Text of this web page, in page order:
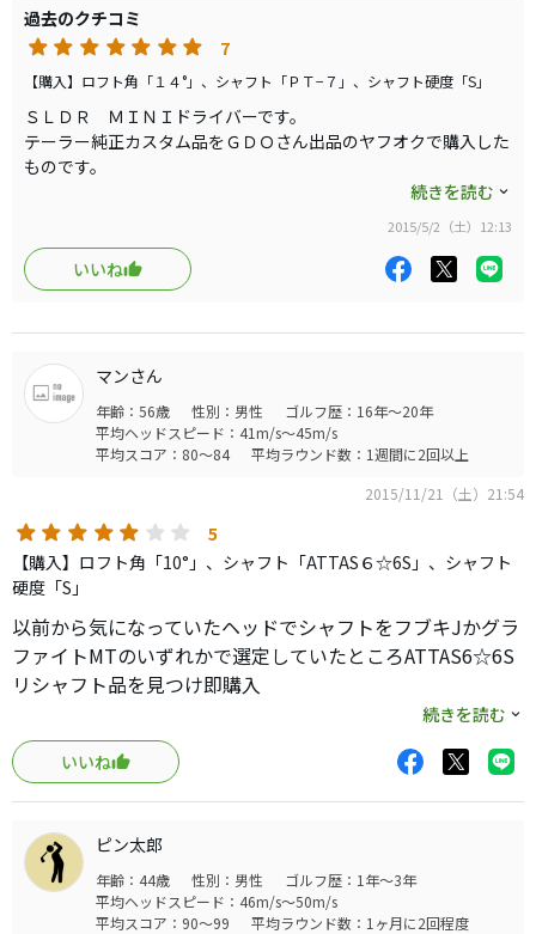
と感じました。
本品が「Ｇ３０ＳＦＴｅｃ」より特に良いと感じた点は、
黒のディープフェースに白ヘッドのとても構えやすい顔と少
しだけ柔らかめな打感、それと違和感ない振り心地です。
また、「ＦＵＢＵＫＩＪ６０」は「モーダス１２０Ｓ」と
同じ手元寄り調子のためか、このドラの後の＃５アイアン
本品発売当時の雑誌とかでは「カチャカチャが無くなっ
て、ＳＬＤＲの廉価版になった。」というような紹介のさ
れ方を見掛けましたが、「ＳＬＤＲ Ｓ」は確実に「ＳＬＤ
ンプルさが逆に今ではとても新鮮に感じます。（これで、本
品のスライダーウエイト調整以外に調整できるクラブは一
本もなくなりました。）
２０１４年発売と少し古めかもしれませんが、私はこれ、
テーラーメイドの隠れた名品だと断言したいです。
過去のクチコミ
7
【購入】ロフト角「１４°」、シャフト「ＰＴ−７」、シャフト硬度「S」
ＳＬＤＲ ＭＩＮＩドライバーです。
テーラー純正カスタム品をＧＤＯさん出品のヤフオクで購入した
ものです。
これ最高です！どうしてもドライバーが安定しない私ですが、こ
れにしてからドライバーＯＢ激減です。４月２５日のコースでは
ドライバーＯＢゼロでした。
メタルヘッドで、クラブ長も約４３インチと短いため大きな飛距
離は望めませんが、それでも同伴のアベレージ８０台の方のＲ１
ボールとヘッドが衝突するまでじーっと凝視したまま振り抜けば
方向性抜群に、ストレートかややドローのボールが出ます。
弾道は、ロフト１４°と言うほど高くは上がらず、中高弾道とい
う感じです。
打感はメタルヘッド然とした、ＦＷそのものといった感じです。
４月２５日のコースでは、私の初めての一人予約で富士エクセレ
ント一志温泉コースにて、多々ご指導頂いたシングルさんと再会
となり、その方から「一生モノのドライバーが見つかったようだ
ね。本当に上手くなったね。」とお褒めを頂き、大変楽しくプレ
ーできました。
現在の私のセッティングは、
１Ｗ：ＳＬＤＲ ＭＩＮＩドライバー
５Ｗ：Ｖスチール２００５（売却予定でしたが、程度抜群でまだ
手元にあります）
７Ｗ：Ｖスチール２００８（つい最近新品同様を購入！）
４Ｉ〜ＰＷ：ピンＧ２５
ＡＷ、ＳＷ：クリーブランドＣＧ−Ｆ２
そういえば、購入時はヘッドカバーが無かったのですが、親せき
から頂いたタイガーウッズが使用している虎のヘッドカバー（こ
れＥＺＯＮＥ３８０がぎりぎり入るくらいの小ささ）が「ＭＩＮ
Ｉドライバー」にサイズぴったりで、ようやく用途が見つかった
続きを読む
2015/5/2（土）12:13
いいね
マンさん
年齢：56歳 性別：男性
ゴルフ歴：16年～20年
平均ヘッドスピード：41m/s～45m/s
平均スコア：80～84
平均ラウンド数：1週間に2回以上
2015/11/21（土）21:54
5
【購入】ロフト角「10°」、シャフト「ATTAS６☆6S」、シャフト
硬度「S」
以前から気になっていたヘッドでシャフトをフブキJかグラ
ファイトMTのいずれかで選定していたところATTAS6☆6S
リシャフト品を見つけ即購入
P社のヘッドに６☆は試打ち済だったので挙動確認済でし
た。
練習場での評価ですので何とも言えませんが、シャフトは
OK クセが無く素直で私には降りやすいです。
ヘッドですが、白色と形状は合格！でも打感は今ひとつ バ
シッとした低い音
P社25の甲高い音に慣れていたせいか物足りない感じ
センター上目で打つと放物線で飛んでいく
続きを読む
いいね
ピン太郎
年齢：44歳 性別：男性
ゴルフ歴：1年～3年
平均ヘッドスピード：46m/s～50m/s
平均スコア：90～99
平均ラウンド数：1ヶ月に2回程度